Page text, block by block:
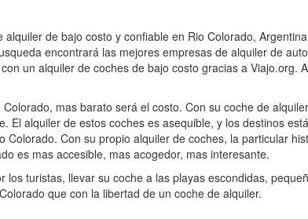
de bajo costo y confiable en Rio Colorado,
encontrará las mejores empresas de alquiler de
un alquiler de coches de bajo costo gracias a Viajo.org.
mas barato será el costo. Con su coche de
El alquiler de estos coches es asequible, y los destinos
Con su propio alquiler de coches, la particular
es mas accesible, mas acogedor, mas interesante.
turistas, llevar su coche a las playas escondidas,
que con la libertad de un coche de alquiler.